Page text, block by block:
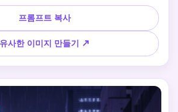
프롬프트 복사
유사한 이미지 만들기 ↗